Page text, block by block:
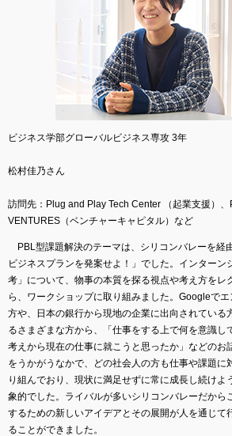
ビジネス学部グローバルビジネス専攻 3年
松村佳乃さん
訪問先：Plug and Play Tech Center （起業支援）
VENTURES（ベンチャーキャピタル）など
PBL型課題解決のテーマは、シリコンバレーを経
ビジネスプランを発案せよ！」でした。インターン
考」について、物事の本質を探る視点や考え方をレ
ら、ワークショップに取り組みました。Googleで
方や、日本の銀行から現地の企業に出向されている
るさまざまな方から、「仕事をする上で何を意識し
考えから現在の仕事に就こうと思ったか」などのお
をうかがうなかで、どの社会人の方も仕事や課題に
り組んでおり、現状に満足せずに常に成長し続けよ
象的でした。ライバルが多いシリコンバレーだから
するための新しいアイデアとその展開が人を通じて
ることができました。